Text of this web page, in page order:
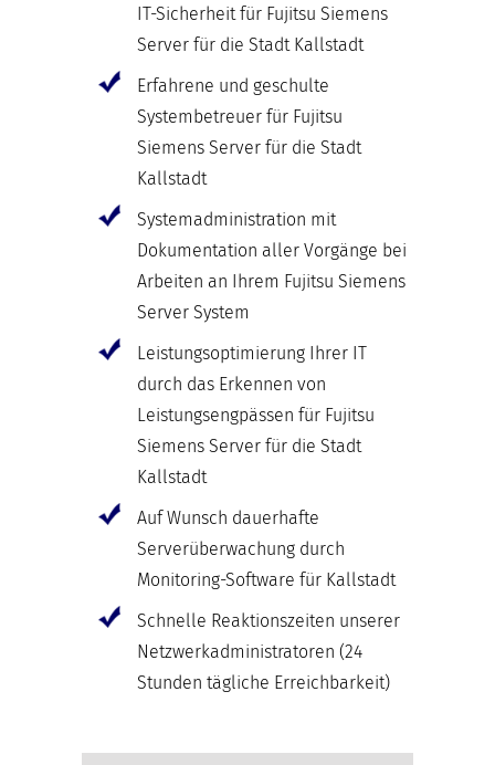
IT-Sicherheit für Fujitsu Siemens
Server für die Stadt Kallstadt
Erfahrene und geschulte
Systembetreuer für Fujitsu
Siemens Server für die Stadt
Kallstadt
Systemadministration mit
Dokumentation aller Vorgänge bei
Arbeiten an Ihrem Fujitsu Siemens
Server System
Leistungsoptimierung Ihrer IT
durch das Erkennen von
Leistungsengpässen für Fujitsu
Siemens Server für die Stadt
Kallstadt
Auf Wunsch dauerhafte
Serverüberwachung durch
Monitoring-Software für Kallstadt
Schnelle Reaktionszeiten unserer
Netzwerkadministratoren (24
Stunden tägliche Erreichbarkeit)